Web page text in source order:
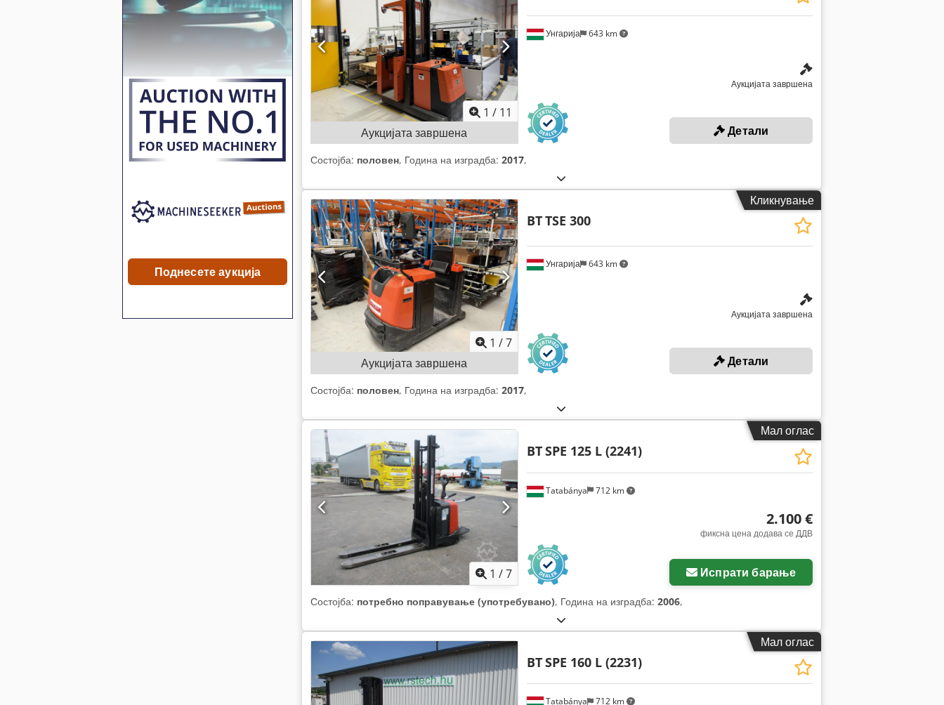
Поднесете аукција
1 / 11
Аукцијата завршена
Унгарија 643 km
Аукцијата завршена
Детали
Состојба: половен, Година на изградба: 2017,
Кликнување
1 /7
Аукцијата завршена
Унгарија 643 km
BTTSE 300
Аукцијата завршена
Детали
Состојба: половен, Година на изградба: 2017,
Мал оглас
1 /7
Tatabánya 712 km
BTSPE 125 L (2241)
2.100 €
фиксна цена додава се ДДВ
Испрати барање
Состојба: потребно поправување (употребувано), Година на изградба: 2006,
Мал оглас
Tatabánya 712 km
BTSPE 160 L (2231)